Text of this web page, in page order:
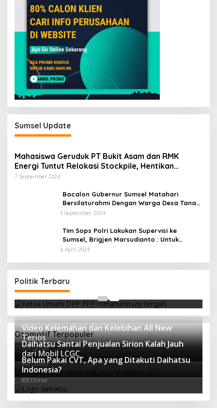
Sumsel Update
Mahasiswa Geruduk PT Bukit Asam dan RMK
Energi Tuntut Relokasi Stockpile, Hentikan
Pembangunan Dermaga yang Rusak Kesehatan
7 September 2024
Bacalon Gubernur Sumsel Matahari
Bersilaturahmi Dengan Warga Desa Tanah
Abang Utara ini Visi dan Misinya
3 September 2024
Tim Sops Polri Lakukan Supervisi ke
Sumsel, Brigjen Marsudianto : Untuk
Perkuat Langkah Polda.
6 April 2024
Politik Terbaru
Yasin
Otomotif Terpopuler
Video Kelemahan dan Kelebihan All New
Terios
974 Dilihat
Daihatsu Santai Penjualan Sirion Kalah Jauh
dari Mobil LCGC
890 Dilihat
Belum Pakai CVT, Apa yang Ditakuti Daihatsu
Indonesia?
833 Dilihat